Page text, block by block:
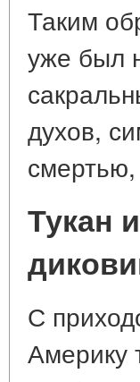
Таким
уже был
духов,
Тукан
С
Америку